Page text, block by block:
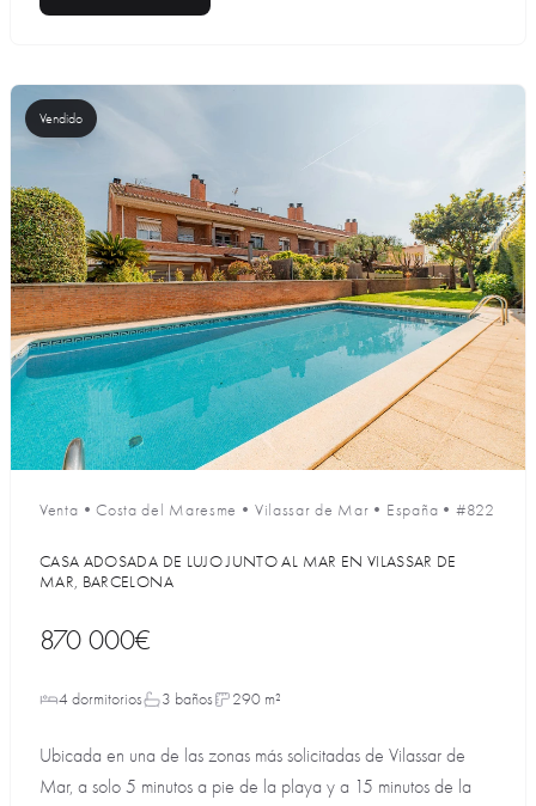
Vendido
Venta •Costa del Maresme • Vilassar de Mar • España • #822
CASA ADOSADA DE LUJO JUNTO AL MAR EN VILASSAR DE
MAR, BARCELONA
870 000€
4 dormitorios 3 baños 290 m²
Ubicada en una de las zonas más solicitadas de Vilassar de
Mar, a solo 5 minutos a pie de la playa y a 15 minutos de la